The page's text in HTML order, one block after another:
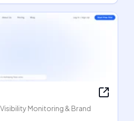
Visibility Monitoring & Brand